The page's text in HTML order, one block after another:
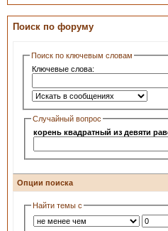
Поиск по форуму
Поиск по ключевым словам
Ключевые слова:
Случайный вопрос
корень квадратный из девяти
Опции поиска
Найти темы с